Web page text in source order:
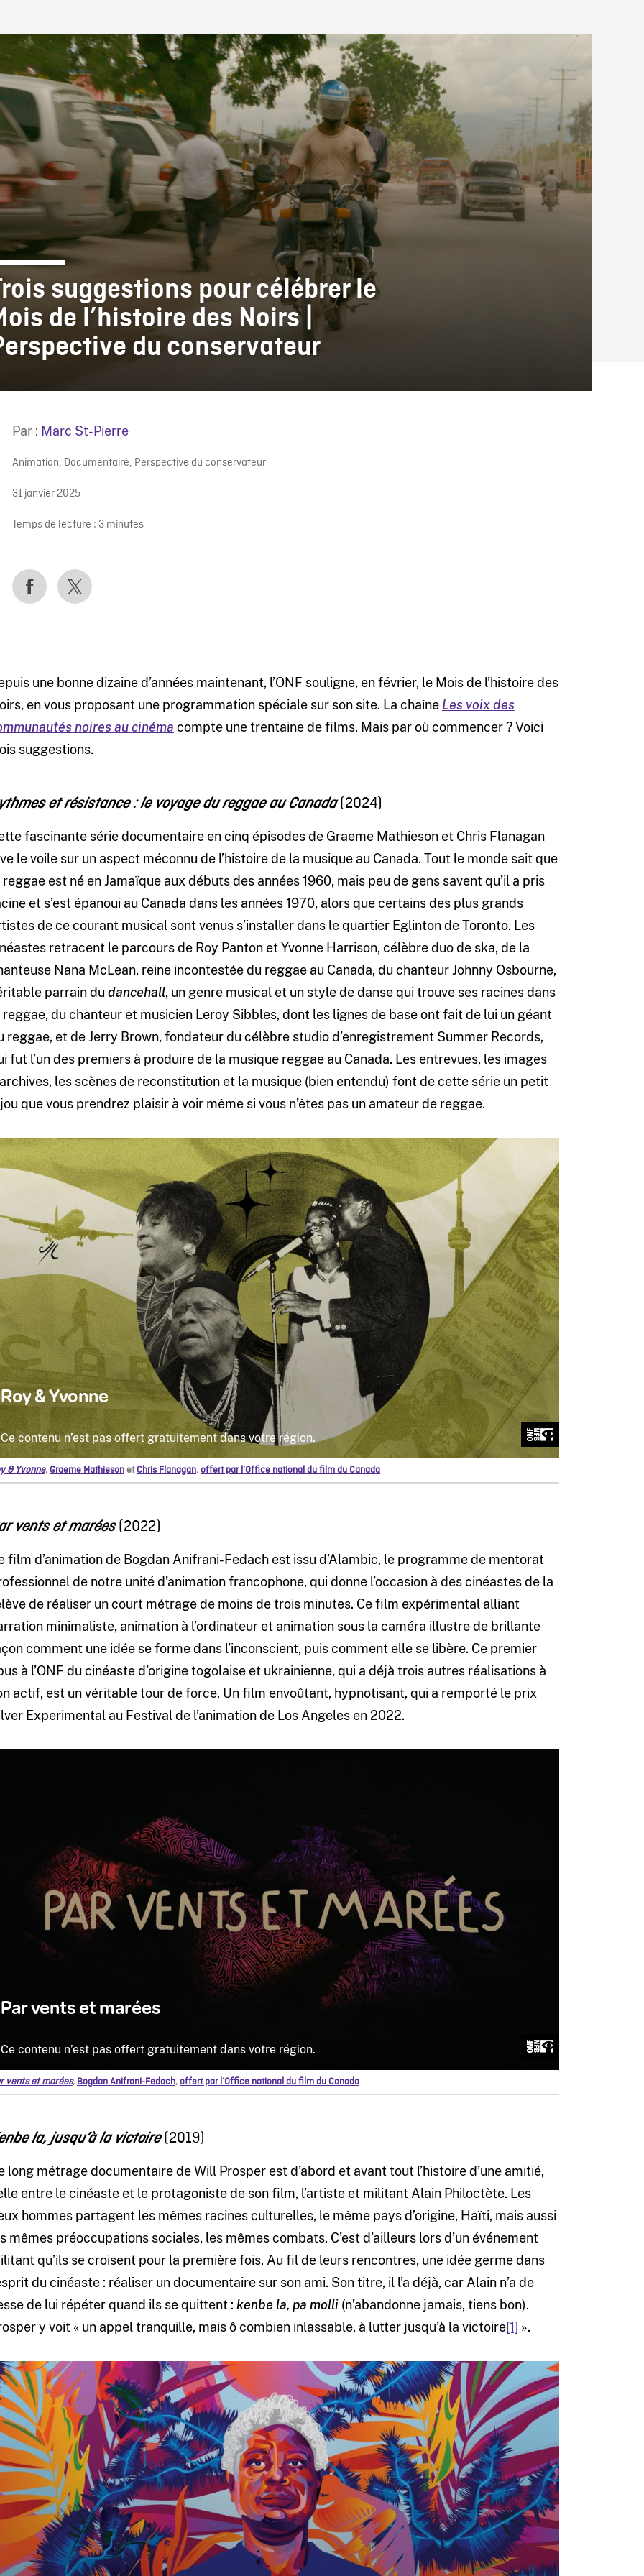
ONF
suggestions pour célébrer le
de l’histoire des Noirs |
du conservateur
Par : Marc St-Pierre
Animation, Documentaire, Perspective du conservateur
31 janvier 2025
Temps de lecture : 3 minutes
une bonne dizaine d’années maintenant, l’ONF souligne, en février, le Mois de l’histoire des
en vous proposant une programmation spéciale sur son site. La chaîne Les voix des
noires au cinéma compte une trentaine de films. Mais par où commencer ? Voici
suggestions.
et résistance : le voyage du reggae au Canada(2024)
fascinante série documentaire en cinq épisodes de Graeme Mathieson et Chris Flanagan
le voile sur un aspect méconnu de l’histoire de la musique au Canada. Tout le monde sait que
reggae est né en Jamaïque aux débuts des années 1960, mais peu de gens savent qu’il a pris
et s’est épanoui au Canada dans les années 1970, alors que certains des plus grands
de ce courant musical sont venus s’installer dans le quartier Eglinton de Toronto. Les
retracent le parcours de Roy Panton et Yvonne Harrison, célèbre duo de ska, de la
Nana McLean, reine incontestée du reggae au Canada, du chanteur Johnny Osbourne,
parrain du dancehall, un genre musical et un style de danse qui trouve ses racines dans
reggae, du chanteur et musicien Leroy Sibbles, dont les lignes de base ont fait de lui un géant
reggae, et de Jerry Brown, fondateur du célèbre studio d’enregistrement Summer Records,
fut l’un des premiers à produire de la musique reggae au Canada. Les entrevues, les images
les scènes de reconstitution et la musique (bien entendu) font de cette série un petit
que vous prendrez plaisir à voir même si vous n’êtes pas un amateur de reggae.
& Yvonne, Graeme MathiesonetChris Flanagan,offert par l’Office national du film du Canada
vents et marées(2022)
film d’animation de Bogdan Anifrani-Fedach est issu d’Alambic, le programme de mentorat
de notre unité d’animation francophone, qui donne l’occasion à des cinéastes de la
de réaliser un court métrage de moins de trois minutes. Ce film expérimental alliant
minimaliste, animation à l’ordinateur et animation sous la caméra illustre de brillante
comment une idée se forme dans l’inconscient, puis comment elle se libère. Ce premier
à l’ONF du cinéaste d’origine togolaise et ukrainienne, qui a déjà trois autres réalisations à
actif, est un véritable tour de force. Un film envoûtant, hypnotisant, qui a remporté le prix
Experimental au Festival de l’animation de Los Angeles en 2022.
vents et marées, Bogdan Anifrani-Fedach,offert par l’Office national du film du Canada
la, jusqu’à la victoire(2019)
long métrage documentaire de Will Prosper est d’abord et avant tout l’histoire d’une amitié,
entre le cinéaste et le protagoniste de son film, l’artiste et militant Alain Philoctète. Les
hommes partagent les mêmes racines culturelles, le même pays d’origine, Haïti, mais aussi
mêmes préoccupations sociales, les mêmes combats. C’est d’ailleurs lors d’un événement
qu’ils se croisent pour la première fois. Au fil de leurs rencontres, une idée germe dans
du cinéaste : réaliser un documentaire sur son ami. Son titre, il l’a déjà, car Alain n’a de
de lui répéter quand ils se quittent : kenbe la, pa molli(n’abandonne jamais, tiens bon).
y voit « un appel tranquille, mais ô combien inlassable, à lutter jusqu’à la victoire[1] ».